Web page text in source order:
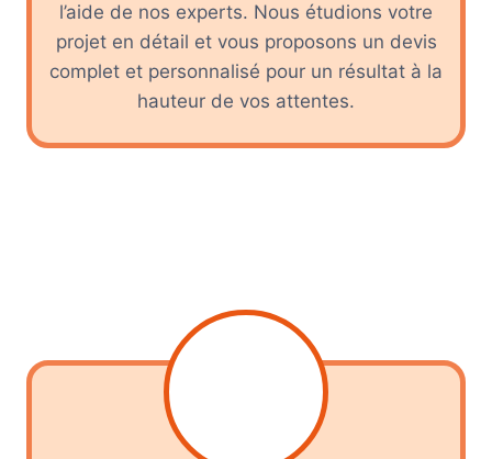
l’aide de nos experts. Nous étudions votre
projet en détail et vous proposons un devis
complet et personnalisé pour un résultat à la
hauteur de vos attentes.